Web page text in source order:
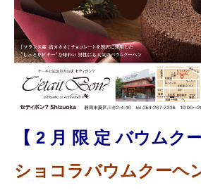
【 2 月 限 定 バウムク
ショコラバウムクーヘ